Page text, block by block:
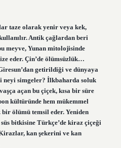
taze olarak yenir veya kek,
Antik çağlardan beri
meyve, Yunan mitolojisinde
eder. Çin’de ölümsüzlük…
getirildiği ve dünyaya
neyi simgeler? İlkbaharda soluk
açan bu çiçek, kısa bir süre
kültüründe hem mükemmel
bir ölümü temsil eder. Yeniden
bitkisine Türkçe’de kiraz çiçeği
kan şekerini ve kan